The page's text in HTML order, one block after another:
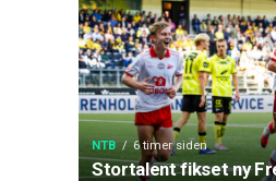
NTB 6 timer siden
Stortalent fikset ny